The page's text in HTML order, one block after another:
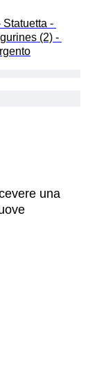
Statuetta -
(2) -
una